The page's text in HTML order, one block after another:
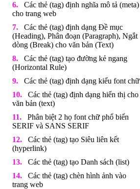
Các thẻ (tag) định nghĩa mô tả (meta)
cho trang web
Các thẻ (tag) định dạng Đề mục
(Heading), Phân đoạn (Paragraph), Ngắt
dòng (Break) cho văn bản (Text)
Các thẻ (tag) tạo đường kẻ ngang
(Horizontal Rule)
Các thẻ (tag) định dạng kiểu font chữ
Các thẻ (tag) định dạng hiển thị cho
văn bản (text)
Phân biệt 2 họ font chữ phổ biến
SERIF và SANS SERIF
Các thẻ (tag) tạo Siêu liên kết
(hyperlink)
Các thẻ (tag) tạo Danh sách (list)
Các thẻ (tag) chèn hình ảnh vào
trang web